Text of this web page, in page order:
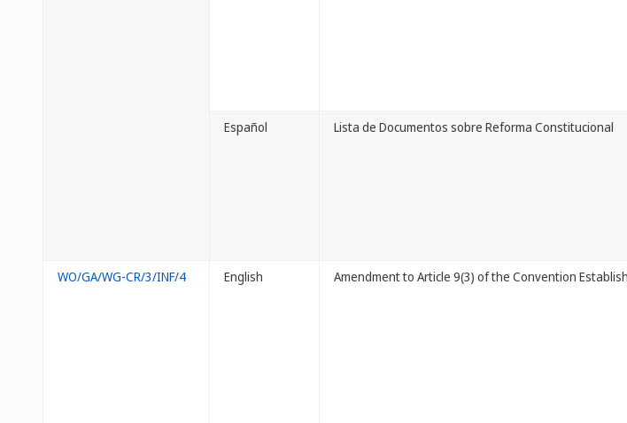
Español Lista de Documentos sobre Reforma Constitucional
WO/GA/WG-CR/3/INF/4 English Amendment to Article 9(3) of the Convention